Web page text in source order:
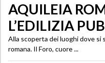
AQUILEIA
L’EDILIZIA
Alla scoperta dei luoghi dove si
romana. Il Foro, cuore ...